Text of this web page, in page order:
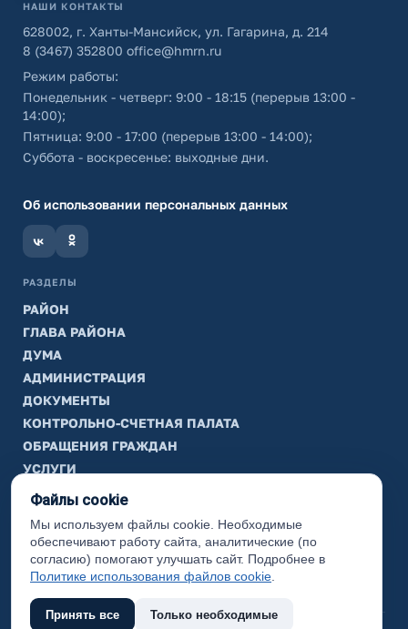
НАШИ КОНТАКТЫ
628002, г. Ханты-Мансийск, ул. Гагарина, д. 214
8 (3467) 352800 office@hmrn.ru
Режим работы:
Понедельник - четверг: 9:00 - 18:15 (перерыв 13:00 -
14:00);
Пятница: 9:00 - 17:00 (перерыв 13:00 - 14:00);
Суббота - воскресенье: выходные дни.
Об использовании персональных данных
РАЗДЕЛЫ
РАЙОН
ГЛАВА РАЙОНА
ДУМА
АДМИНИСТРАЦИЯ
ДОКУМЕНТЫ
КОНТРОЛЬНО-СЧЕТНАЯ ПАЛАТА
ОБРАЩЕНИЯ ГРАЖДАН
УСЛУГИ
ТИК
ИНФОРМАЦИЯ
Законодательная карта
Карта сайта
Файлы cookie
Мы используем файлы cookie. Необходимые
обеспечивают работу сайта, аналитические (по
согласию) помогают улучшать сайт. Подробнее в
Политике использования файлов cookie
Принять все Только необходимые